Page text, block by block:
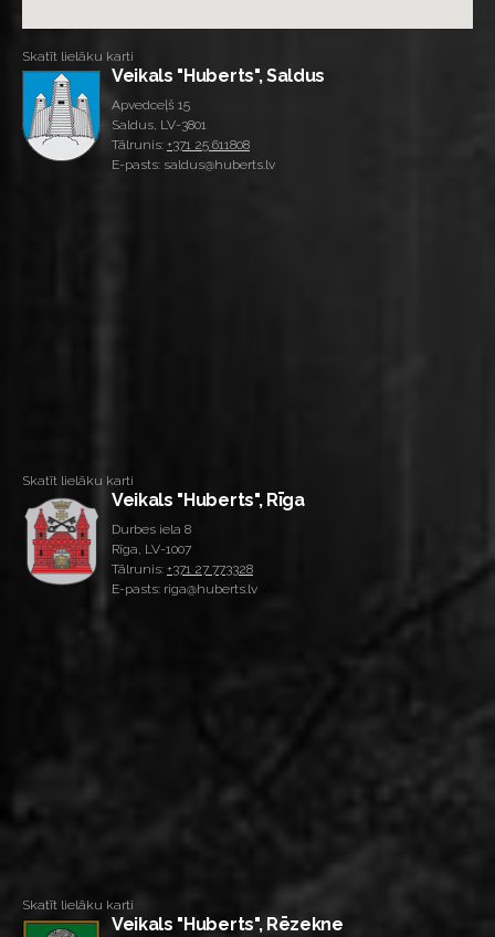
Skatīt lielāku karti
Veikals "Huberts", Saldus
Apvedceļš 15
Saldus, LV-3801
Tālrunis: +371 25 611808
E-pasts: saldus@huberts.lv
Skatīt lielāku karti
Veikals "Huberts", Rīga
Durbes iela 8
Rīga, LV-1007
Tālrunis: +371 27 773328
E-pasts: riga@huberts.lv
Skatīt lielāku karti
Veikals "Huberts", Rēzekne